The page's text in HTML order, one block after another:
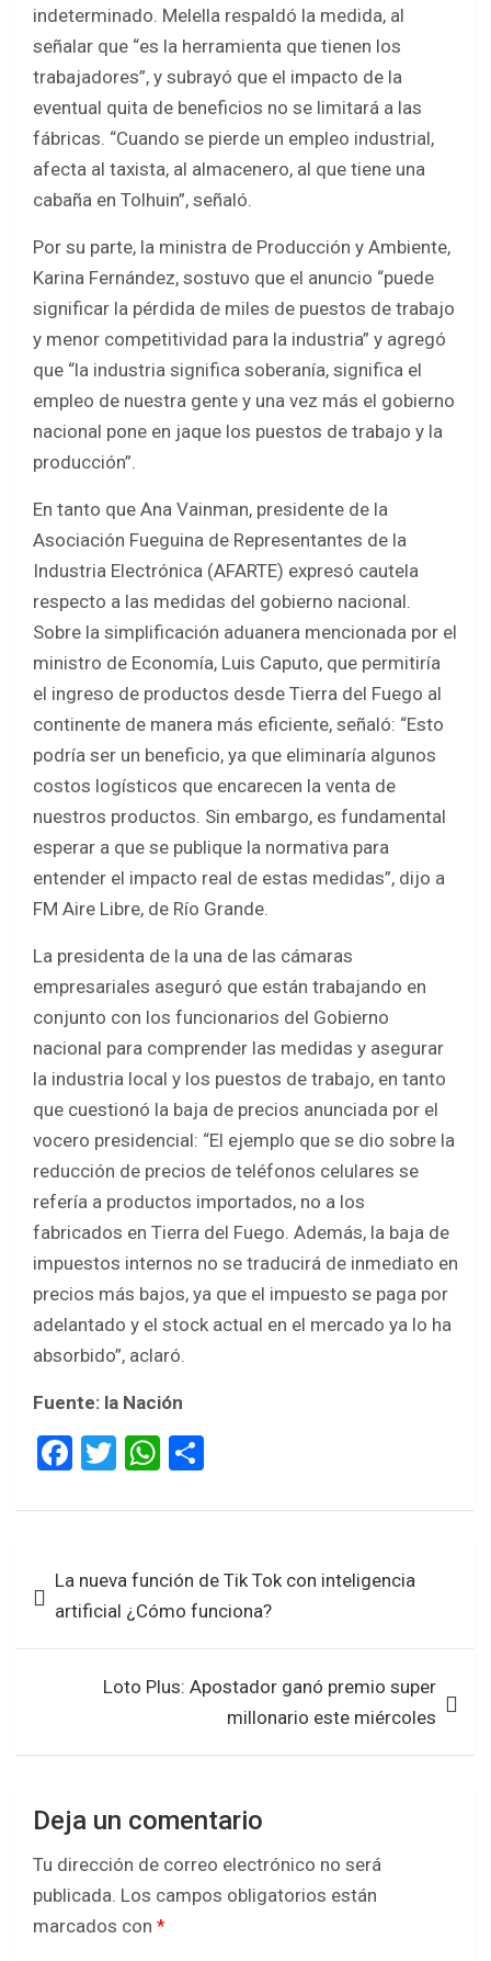
indeterminado. Melella respaldó la medida, al
señalar que “es la herramienta que tienen los
trabajadores”, y subrayó que el impacto de la
eventual quita de beneficios no se limitará a las
fábricas. “Cuando se pierde un empleo industrial,
afecta al taxista, al almacenero, al que tiene una
cabaña en Tolhuin”, señaló.
Por su parte, la ministra de Producción y Ambiente,
Karina Fernández, sostuvo que el anuncio “puede
significar la pérdida de miles de puestos de trabajo
y menor competitividad para la industria” y agregó
que “la industria significa soberanía, significa el
empleo de nuestra gente y una vez más el gobierno
nacional pone en jaque los puestos de trabajo y la
producción”.
En tanto que Ana Vainman, presidente de la
Asociación Fueguina de Representantes de la
Industria Electrónica (AFARTE) expresó cautela
respecto a las medidas del gobierno nacional.
Sobre la simplificación aduanera mencionada por el
ministro de Economía, Luis Caputo, que permitiría
el ingreso de productos desde Tierra del Fuego al
continente de manera más eficiente, señaló: “Esto
podría ser un beneficio, ya que eliminaría algunos
costos logísticos que encarecen la venta de
nuestros productos. Sin embargo, es fundamental
esperar a que se publique la normativa para
entender el impacto real de estas medidas”, dijo a
FM Aire Libre, de Río Grande.
La presidenta de la una de las cámaras
empresariales aseguró que están trabajando en
conjunto con los funcionarios del Gobierno
nacional para comprender las medidas y asegurar
la industria local y los puestos de trabajo, en tanto
que cuestionó la baja de precios anunciada por el
vocero presidencial: “El ejemplo que se dio sobre la
reducción de precios de teléfonos celulares se
refería a productos importados, no a los
fabricados en Tierra del Fuego. Además, la baja de
impuestos internos no se traducirá de inmediato en
precios más bajos, ya que el impuesto se paga por
adelantado y el stock actual en el mercado ya lo ha
absorbido”, aclaró.
Fuente: la Nación
F
ce
o
o
k
T
tt
W
at
A
p
p
ar
de La nueva función de Tik Tok con inteligencia
artificial ¿Cómo funciona?
Loto Plus: Apostador ganó premio super
millonario este miércoles
Deja un comentario
Tu dirección de correo electrónico no será
publicada. Los campos obligatorios están
marcados con *